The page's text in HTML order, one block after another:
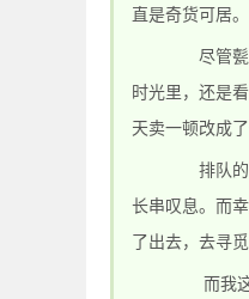
1.76_1.76传奇
直是奇货可居。
尽管甏肉米
时光里，还是
天卖一顿改成
排队的同学
长串叹息。而
了出去，去寻
而我这个时